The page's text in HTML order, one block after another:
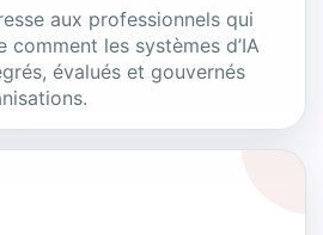
aux professionnels qui
les systèmes d’IA
évalués et gouvernés